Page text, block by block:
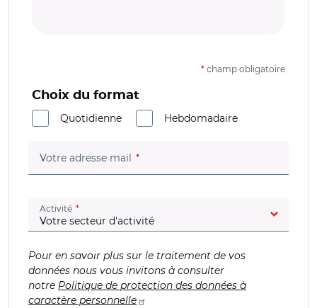
* champ obligatoire
Choix du format
Quotidienne
Hebdomadaire
Votre adresse mail (champ obligatoire)
Activité (champ obligatoire)
Pour en savoir plus sur le traitement de vos
données nous vous invitons à consulter
notre Politique de protection des données à
caractère personnelle